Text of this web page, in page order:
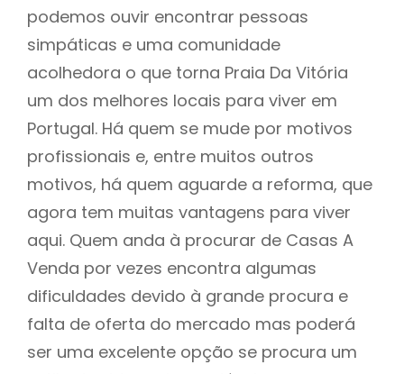
podemos ouvir encontrar pessoas
simpáticas e uma comunidade
acolhedora o que torna Praia Da Vitória
um dos melhores locais para viver em
Portugal. Há quem se mude por motivos
profissionais e, entre muitos outros
motivos, há quem aguarde a reforma, que
agora tem muitas vantagens para viver
aqui. Quem anda à procurar de Casas A
Venda por vezes encontra algumas
dificuldades devido à grande procura e
falta de oferta do mercado mas poderá
ser uma excelente opção se procura um